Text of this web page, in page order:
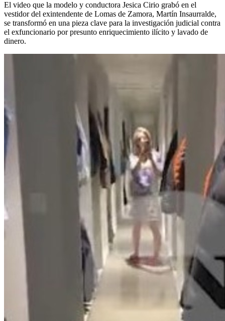
El video que la modelo y conductora Jesica Cirio grabó en el
vestidor del exintendente de Lomas de Zamora, Martín Insaurralde,
se transformó en una pieza clave para la investigación judicial contra
el exfuncionario por presunto enriquecimiento ilícito y lavado de
dinero.